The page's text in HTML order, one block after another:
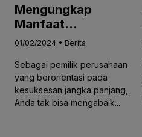
Mengungkap
Manfaat
Mendalam dari
untuk Masa Depan
Bisnis Anda
01/02/2024 • Berita
Sebagai pemilik perusahaan
yang berorientasi pada
kesuksesan jangka panjang,
Anda tak bisa mengabaik...